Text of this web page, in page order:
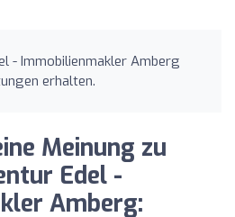
- Immobilienmakler Amberg
erhalten.
Meinung zu
Edel -
Amberg: